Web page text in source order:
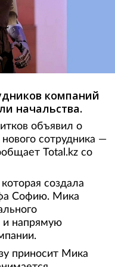
компаний
начальства.
объявил о
сотрудника —
Total.kz со
создала
Софию. Мика
и напрямую
приносит Мика